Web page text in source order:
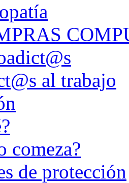
al trabajo
comeza?
de protección